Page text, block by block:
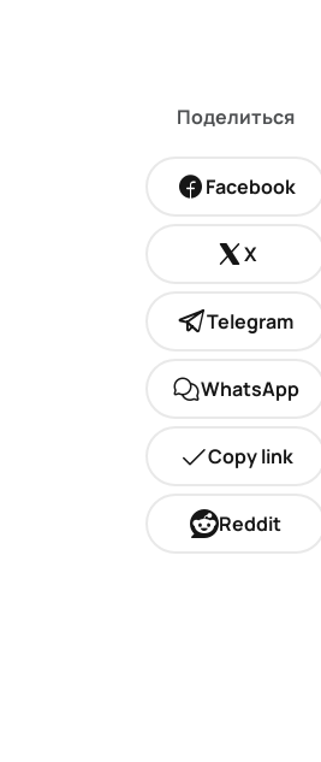
Поделиться
Facebook
X
Telegram
WhatsApp
Copy link
Reddit